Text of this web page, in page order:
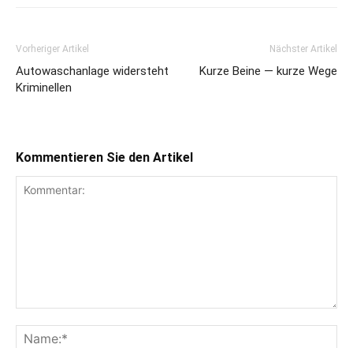
Vorheriger Artikel
Autowaschanlage widersteht
Kriminellen
Nächster Artikel
Kurze Beine — kurze Wege
Kommentieren Sie den Artikel